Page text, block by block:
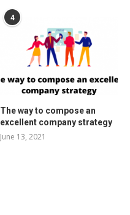
4
The way to compose an
excellent company strategy
June 13, 2021